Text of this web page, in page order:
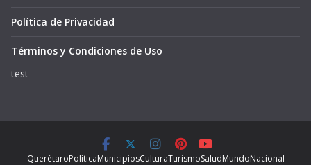
Política de Privacidad
Términos y Condiciones de Uso
test
QuerétaroPolíticaMunicipiosCulturaTurismoSaludMundoNacional